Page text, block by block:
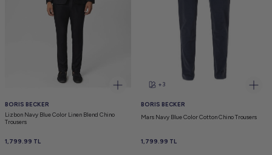
BORIS BECKER
Lizbon Navy Blue Color Linen Blend Chino
Trousers
1,799.99 TL
+3
BORIS BECKER
Mars Navy Blue Color Cotton Chino Trousers
1,799.99 TL